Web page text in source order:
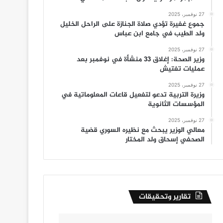
27 نوفمبر، 2025
جموع غفيرة تؤدي صلاة الجنازة على الراحل الخليل
ولد الطيب في جامع ابن عباس
27 نوفمبر، 2025
وزير الصحة: إغلاق 33 منشأة في نوفمبر بعد
عمليات تفتيش
27 نوفمبر، 2025
وزيرة التربية تدعو لتفعيل قاعات المعلوماتية في
المؤسسات الثانوية
27 نوفمبر، 2025
معالي الوزير يبحث مع نظيره السوري قضية
الصحفي إسحاق ولد المختار
تقارير وتحقيقات